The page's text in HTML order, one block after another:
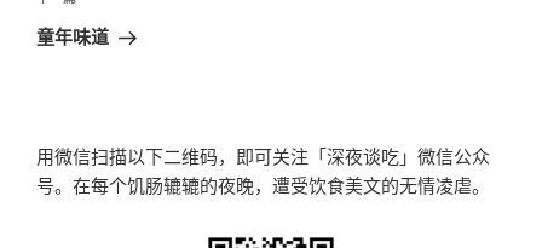
章
一
童年味道
用微信扫描以下二维码，即可关注「深夜谈吃」微信公众
号。在每个饥肠辘辘的夜晚，遭受饮食美文的无情凌虐。